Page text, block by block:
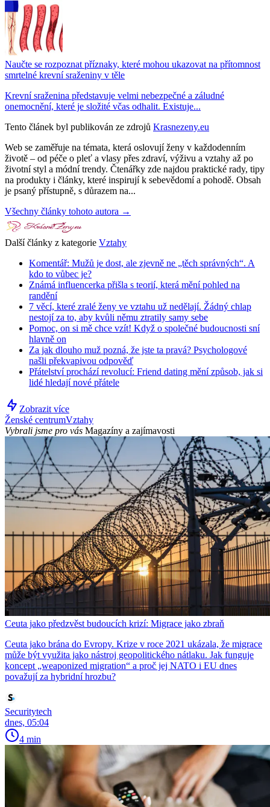
Naučte se rozpoznat příznaky, které mohou ukazovat na přítomnost
smrtelné krevní sraženiny v těle
Krevní sraženina představuje velmi nebezpečné a záludné
onemocnění, které je složité včas odhalit. Existuje...
Tento článek byl publikován ze zdrojů Krasnezeny.eu
Web se zaměřuje na témata, která oslovují ženy v každodenním
životě – od péče o pleť a vlasy přes zdraví, výživu a vztahy až po
životní styl a módní trendy. Čtenářky zde najdou praktické rady, tipy
na produkty i články, které inspirují k sebevědomí a pohodě. Obsah
je psaný přístupně, s důrazem na...
Všechny články tohoto autora →
Další články z kategorie Vztahy
Komentář: Mužů je dost, ale zjevně ne „těch správných“. A
kdo to vůbec je?
Známá influencerka přišla s teorií, která mění pohled na
randění
7 věcí, které zralé ženy ve vztahu už nedělají. Žádný chlap
nestojí za to, aby kvůli němu ztratily samy sebe
Pomoc, on si mě chce vzít! Když o společné budoucnosti sní
hlavně on
Za jak dlouho muž pozná, že jste ta pravá? Psychologové
našli překvapivou odpověď
Přátelství prochází revolucí: Friend dating mění způsob, jak si
lidé hledají nové přátele
Zobrazit více
Ženské centrumVztahy
Vybrali jsme pro vás Magazíny a zajímavosti
Ceuta jako předzvěst budoucích krizí: Migrace jako zbraň
Ceuta jako brána do Evropy. Krize v roce 2021 ukázala, že migrace
může být využita jako nástroj geopolitického nátlaku. Jak funguje
koncept „weaponized migration“ a proč jej NATO i EU dnes
považují za hybridní hrozbu?
Securitytech
dnes, 05:04
4 min